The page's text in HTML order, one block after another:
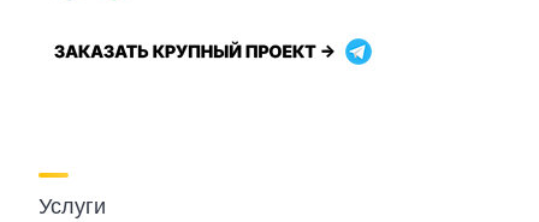
Услуги